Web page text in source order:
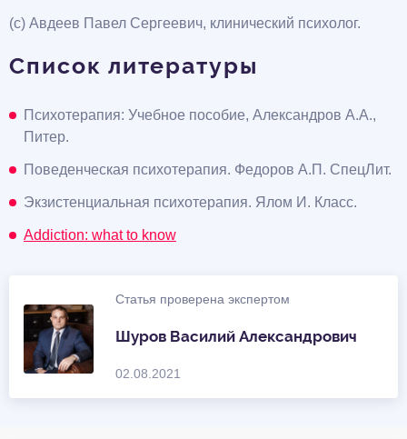
(с) Авдеев Павел Сергеевич, клинический психолог.
Список литературы
Психотерапия: Учебное пособие, Александров А.А.,
Питер.
Поведенческая психотерапия. Федоров А.П. СпецЛит.
Экзистенциальная психотерапия. Ялом И. Класс.
Addiction: what to know
Статья проверена экспертом
Шуров Василий Александрович
02.08.2021